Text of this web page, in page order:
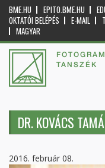
BME.HU EPITO.BME.HU
OKTATÓI BELÉPÉS
E-MAIL
MAGYAR
TANSZÉK
DR. KOVÁCS
2016. február 08.